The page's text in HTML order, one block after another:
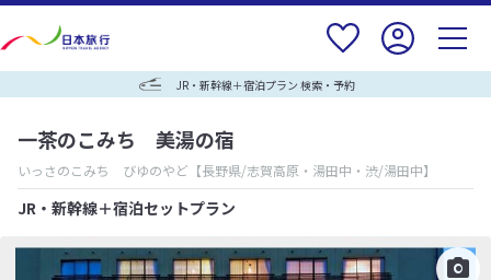
JR・新幹線＋宿泊プラン 検索・予約
一茶のこみち 美湯の宿
いっさのこみち びゆのやど 【長野県/志賀高原・湯田中・渋/湯田中】
JR・新幹線＋宿泊セットプラン